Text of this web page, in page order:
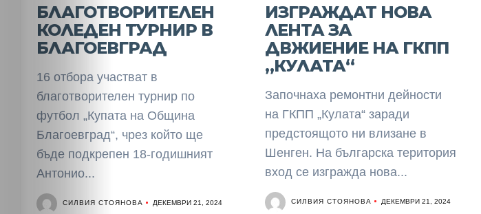
БЛАГОТВОРИТЕЛЕН
КОЛЕДЕН ТУРНИР В
БЛАГОЕВГРАД
16 отбора участват в
благотворителен турнир по
футбол „Купата на Община
Благоевград“, чрез който ще
бъде подкрепен 18-годишният
Антонио...
СИЛВИЯ СТОЯНОВА ДЕКЕМВРИ 21, 2024
ИЗГРАЖДАТ НОВА
ЛЕНТА ЗА
ДВЖИЕНИЕ НА ГКПП
„КУЛАТА“
Започнаха ремонтни дейности
на ГКПП „Кулата“ заради
предстоящото ни влизане в
Шенген. На българска територия
вход се изгражда нова...
СИЛВИЯ СТОЯНОВА ДЕКЕМВРИ 21, 2024